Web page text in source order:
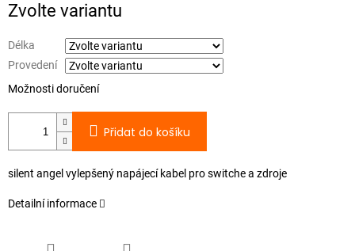
cena:
Zvolte variantu
Délka
Provedení
Možnosti doručení
Přidat do košíku
silent angel vylepšený napájecí kabel pro switche a zdroje
Detailní informace